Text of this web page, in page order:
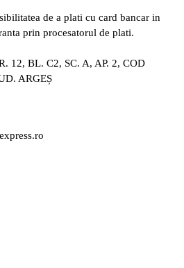
de a plati cu card bancar in
prin procesatorul de plati.
12, BL. C2, SC. A, AP. 2, COD
ARGEȘ